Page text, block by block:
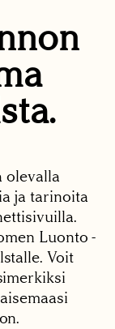
olevalla
ja tarinoita
Luonto -
Voit